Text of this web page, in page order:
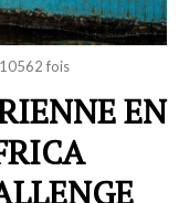
fois
EN